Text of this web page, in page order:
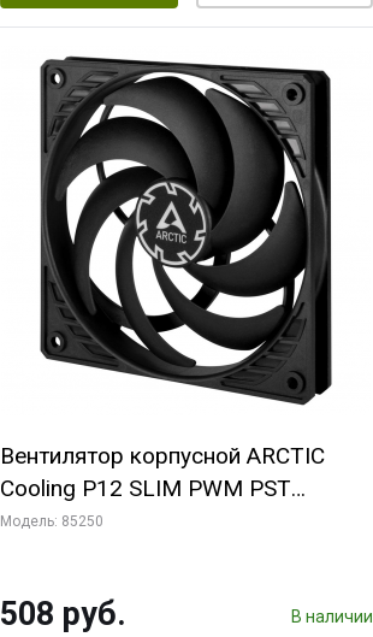
Вентилятор корпусной ARCTIC
Cooling P12 SLIM PWM PST
(ACFAN00187A) (703130)
Модель: 85250
508 руб. В наличии